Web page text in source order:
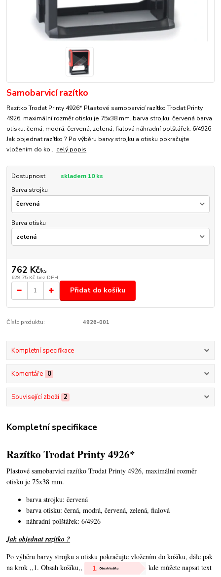
Samobarvicí razítko
Razítko Trodat Printy 4926* Plastové samobarvicí razítko Trodat Printy
4926, maximální rozměr otisku je 75x38 mm. barva strojku: červená barva
otisku: černá, modrá, červená, zelená, fialová náhradní polštářek: 6/4926
Jak objednat razítko ? Po výběru barvy strojku a otisku pokračujte
vložením do ko... celý popis
Dostupnost
skladem 10 ks
Barva strojku
Barva otisku
762 Kč/ks
629,75 Kč bez DPH
Přidat do košíku
Číslo produktu: 4926-001
Kompletní specifikace
Komentáře 0
Související zboží 2
Kompletní specifikace
Razítko Trodat Printy 4926*
Plastové samobarvicí razítko Trodat Printy 4926,maximální rozměr
otisku je 75x38 mm.
barva strojku: červená
barva otisku: černá, modrá, červená, zelená, fialová
náhradní polštářek: 6/4926
Jak objednat razítko ?
Po výběru barvy strojku a otisku pokračujte vložením do košíku, dále pak
na krok ,,1. Obsah košíku,,
kde můžete napsat text